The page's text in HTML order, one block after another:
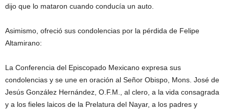
dijo que lo mataron cuando conducía un auto.
Asimismo, ofreció sus condolencias por la pérdida de Felipe
Altamirano:
La Conferencia del Episcopado Mexicano expresa sus
condolencias y se une en oración al Señor Obispo, Mons. José de
Jesús González Hernández, O.F.M., al clero, a la vida consagrada
y a los fieles laicos de la Prelatura del Nayar, a los padres y